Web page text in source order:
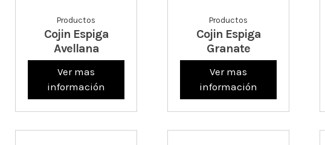
Productos
Cojin Espiga
Avellana
Ver mas
información
Productos
Cojin Espiga
Granate
Ver mas
información